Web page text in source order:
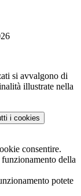
si avvalgono di
illustrate nella
i cookies
consentire.
della
potete